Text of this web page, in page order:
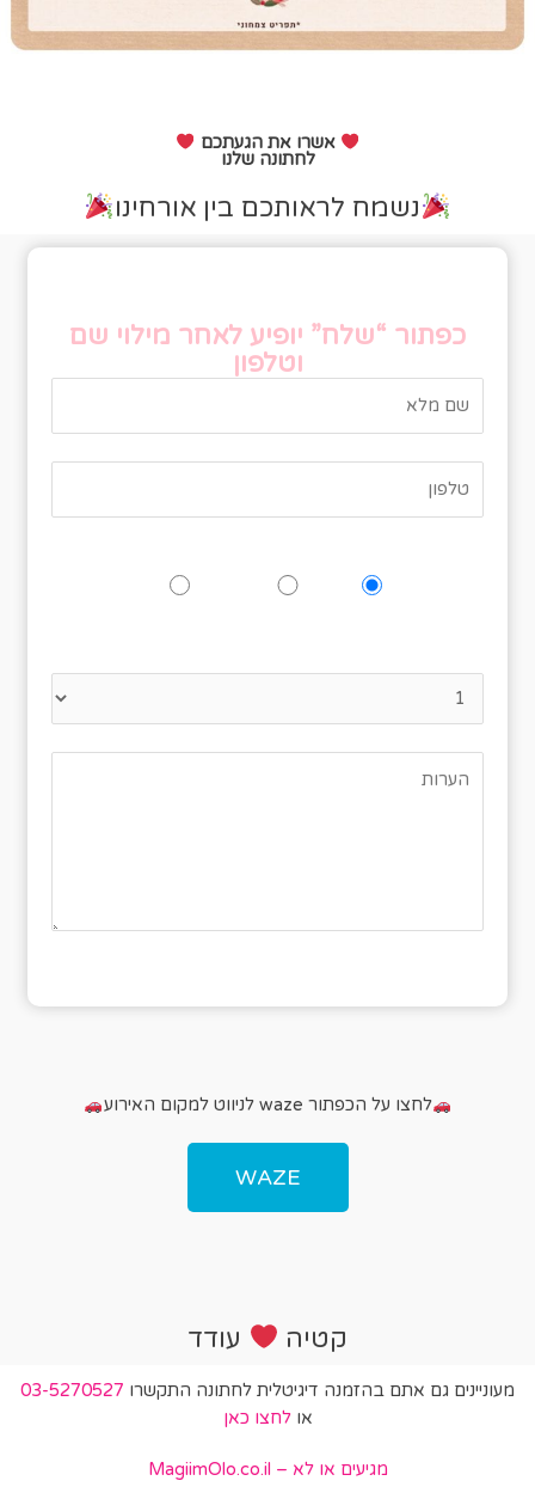
אשרו את הגעתכם
לחתונה שלנו
נשמח לראותכם בין אורחינו
כפתור “שלח” יופיע לאחר מילוי שם
וטלפון
לחצו על הכפתור waze לניווט למקום האירוע
WAZE
קטיה עודד
מעוניינים גם אתם בהזמנה דיגיטלית לחתונה התקשרו 03-5270527
אולחצו כאן
מגיעים או לא – MagiimOlo.co.il